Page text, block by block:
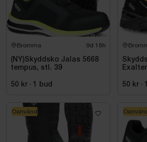
Bromma 9d 18h
(NY)Skyddsko Jalas 5668
tempus, stl. 39
50 kr · 1 bud 50 kr · 1
Oanvänd